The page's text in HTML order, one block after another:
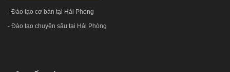
- Đào tạo cơ bản tại Hải Phòng
- Đào tạo chuyên sâu tại Hải Phòng